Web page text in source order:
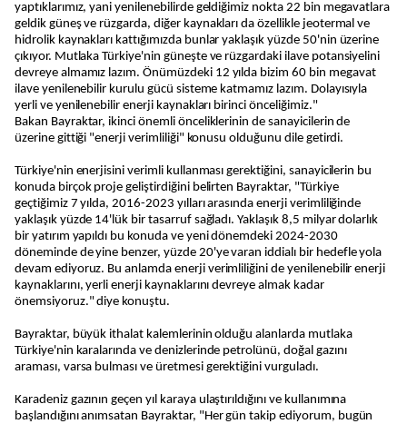
yaptıklarımız, yani yenilenebilirde geldiğimiz nokta 22 bin megavatlara
geldik güneş ve rüzgarda, diğer kaynakları da özellikle jeotermal ve
hidrolik kaynakları kattığımızda bunlar yaklaşık yüzde 50'nin üzerine
çıkıyor. Mutlaka Türkiye'nin güneşte ve rüzgardaki ilave potansiyelini
devreye almamız lazım. Önümüzdeki 12 yılda bizim 60 bin megavat
ilave yenilenebilir kurulu gücü sisteme katmamız lazım. Dolayısıyla
yerli ve yenilenebilir enerji kaynakları birinci önceliğimiz."
Bakan Bayraktar, ikinci önemli önceliklerinin de sanayicilerin de
üzerine gittiği "enerji verimliliği" konusu olduğunu dile getirdi.
Türkiye'nin enerjisini verimli kullanması gerektiğini, sanayicilerin bu
konuda birçok proje geliştirdiğini belirten Bayraktar, "Türkiye
geçtiğimiz 7 yılda, 2016-2023 yılları arasında enerji verimliliğinde
yaklaşık yüzde 14'lük bir tasarruf sağladı. Yaklaşık 8,5 milyar dolarlık
bir yatırım yapıldı bu konuda ve yeni dönemdeki 2024-2030
döneminde de yine benzer, yüzde 20'ye varan iddialı bir hedefle yola
devam ediyoruz. Bu anlamda enerji verimliliğini de yenilenebilir enerji
kaynaklarını, yerli enerji kaynaklarını devreye almak kadar
önemsiyoruz." diye konuştu.
Bayraktar, büyük ithalat kalemlerinin olduğu alanlarda mutlaka
Türkiye'nin karalarında ve denizlerinde petrolünü, doğal gazını
araması, varsa bulması ve üretmesi gerektiğini vurguladı.
Karadeniz gazının geçen yıl karaya ulaştırıldığını ve kullanımına
başlandığını anımsatan Bayraktar, "Her gün takip ediyorum, bugün